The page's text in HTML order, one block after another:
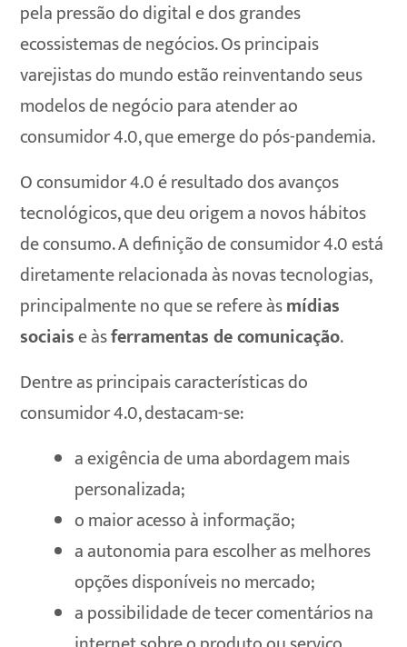
pela pressão do digital e dos grandes
ecossistemas de negócios. Os principais
varejistas do mundo estão reinventando seus
modelos de negócio para atender ao
consumidor 4.0, que emerge do pós-pandemia.
O consumidor 4.0 é resultado dos avanços
tecnológicos, que deu origem a novos hábitos
de consumo. A definição de consumidor 4.0 está
diretamente relacionada às novas tecnologias,
principalmente no que se refere àsmídias
sociaise àsferramentas de comunicação.
Dentre as principais características do
consumidor 4.0, destacam-se:
a exigência de uma abordagem mais
personalizada;
o maior acesso à informação;
a autonomia para escolher as melhores
opções disponíveis no mercado;
a possibilidade de tecer comentários na